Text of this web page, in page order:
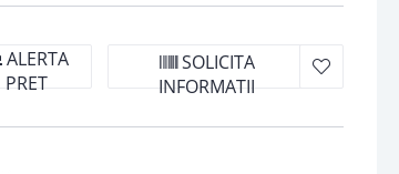
ALERTA
PRET
SOLICITA
INFORMATII